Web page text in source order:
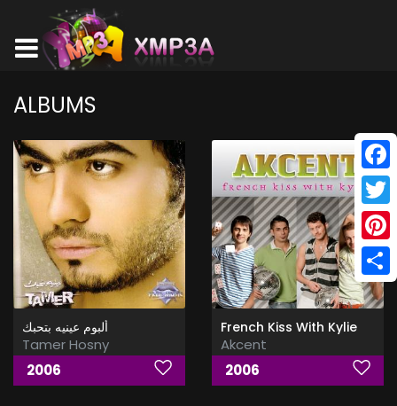
ALBUMS
ألبوم عينيه بتحبك
Tamer Hosny
2006
French Kiss With Kylie
Akcent
2006